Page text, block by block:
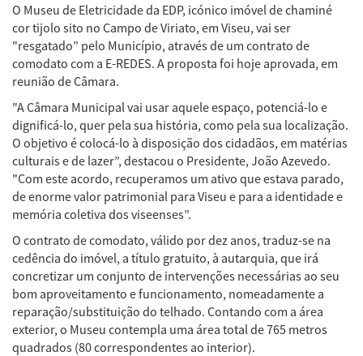
O Museu de Eletricidade da EDP, icónico imóvel de chaminé
cor tijolo sito no Campo de Viriato, em Viseu, vai ser
"resgatado” pelo Município, através de um contrato de
comodato com a E-REDES. A proposta foi hoje aprovada, em
reunião de Câmara.
"A Câmara Municipal vai usar aquele espaço, potenciá-lo e
dignificá-lo, quer pela sua história, como pela sua localização.
O objetivo é colocá-lo à disposição dos cidadãos, em matérias
culturais e de lazer”, destacou o Presidente, João Azevedo.
"Com este acordo, recuperamos um ativo que estava parado,
de enorme valor patrimonial para Viseu e para a identidade e
memória coletiva dos viseenses”.
O contrato de comodato, válido por dez anos, traduz-se na
cedência do imóvel, a título gratuito, à autarquia, que irá
concretizar um conjunto de intervenções necessárias ao seu
bom aproveitamento e funcionamento, nomeadamente a
reparação/substituição do telhado. Contando com a área
exterior, o Museu contempla uma área total de 765 metros
quadrados (80 correspondentes ao interior).